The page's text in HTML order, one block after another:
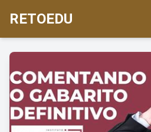
RETOEDU